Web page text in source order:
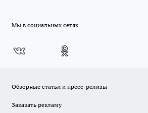
Мы в социальных сетях
Обзорные статьи и пресс-релизы
Заказать рекламу